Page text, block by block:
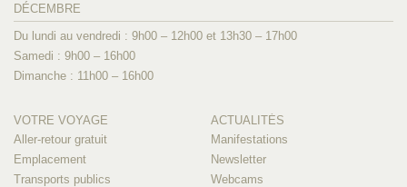
DÉCEMBRE
Du lundi au vendredi : 9h00 – 12h00 et 13h30 – 17h00
Samedi : 9h00 – 16h00
Dimanche : 11h00 – 16h00
VOTRE VOYAGE
Aller-retour gratuit
Emplacement
Transports publics
ACTUALITÉS
Manifestations
Newsletter
Webcams